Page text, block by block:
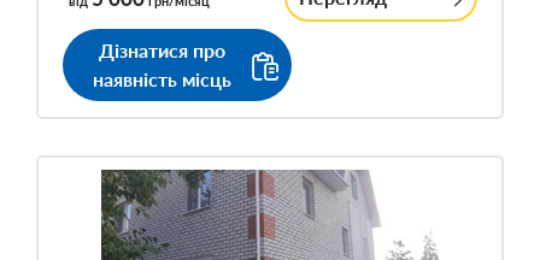
Дізнатися про
наявність місць